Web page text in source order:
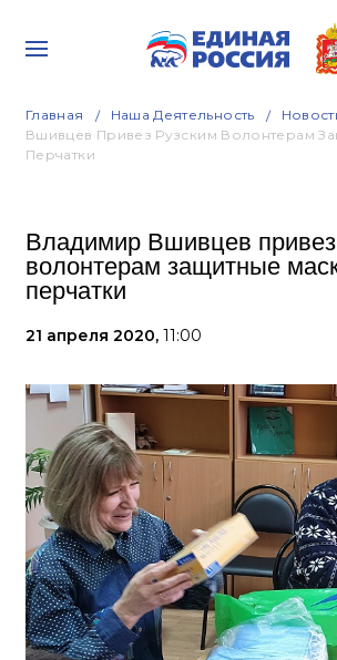
Главная Наша Деятельность
Вшивцев Привез Рузским Волонтерам
Перчатки
Владимир Вшивцев привез
волонтерам защитные
перчатки
21 апреля 2020, 11:00